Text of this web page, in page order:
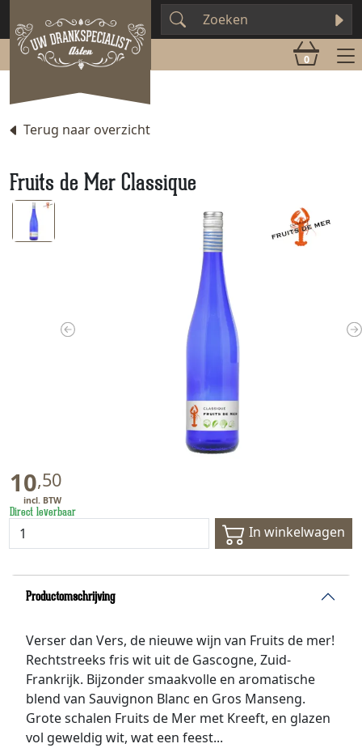
0
Terug naar overzicht
Fruits de Mer Classique
Previous
10,50
Direct leverbaar
In winkelwagen
Productomschrijving
Verser dan Vers, de nieuwe wijn van Fruits de mer!
Rechtstreeks fris wit uit de Gascogne, Zuid-
Frankrijk. Bijzonder smaakvolle en aromatische
blend van Sauvignon Blanc en Gros Manseng.
Grote schalen Fruits de Mer met Kreeft, en glazen
vol geweldig wit, wat een feest...